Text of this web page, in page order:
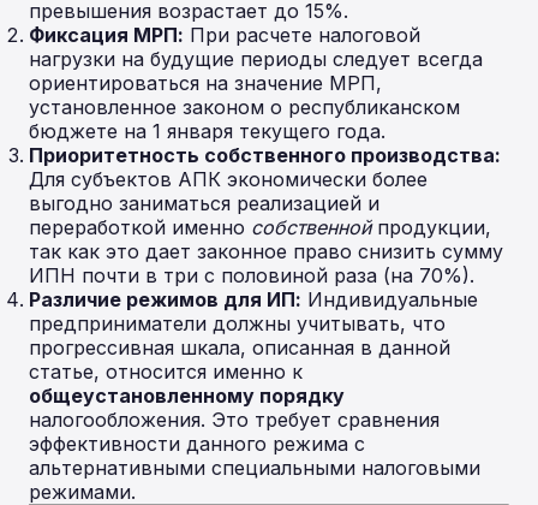
превышения возрастает до 15%.
Фиксация МРП: При расчете налоговой
нагрузки на будущие периоды следует всегда
ориентироваться на значение МРП,
установленное законом о республиканском
бюджете на 1 января текущего года.
Приоритетность собственного производства:
Для субъектов АПК экономически более
выгодно заниматься реализацией и
переработкой именно собственнойпродукции,
так как это дает законное право снизить сумму
ИПН почти в три с половиной раза (на 70%).
Различие режимов для ИП: Индивидуальные
предприниматели должны учитывать, что
прогрессивная шкала, описанная в данной
статье, относится именно к
общеустановленному порядку
налогообложения. Это требует сравнения
эффективности данного режима с
альтернативными специальными налоговыми
режимами.